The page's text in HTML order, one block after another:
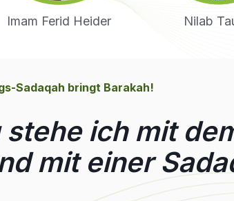
Imam Ferid Heider Nilab
Sadaqah bringt Barakah!
stehe ich mit
mit einer